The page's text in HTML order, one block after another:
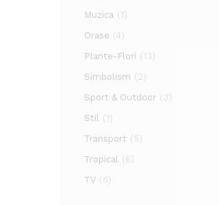
Muzica (1)
Orase (4)
Plante-Flori (13)
Simbolism (2)
Sport & Outdoor (3)
Stil (1)
Transport (5)
Tropical (6)
TV (5)